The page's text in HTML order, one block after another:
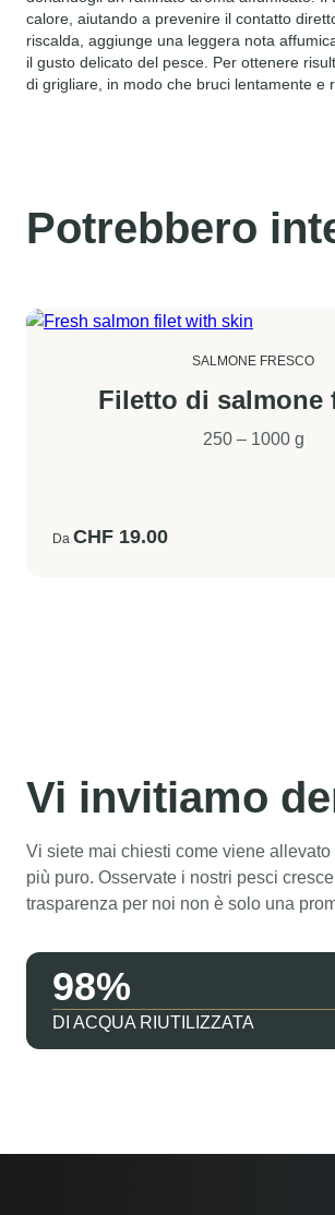
calore, aiutando a prevenire il contatto
riscalda, aggiunge una leggera nota
il gusto delicato del pesce. Per ottenere
di grigliare, in modo che bruci lentamente e
Potrebbero
SALMONE FRESCO
Filetto di salmone
250 – 1000 g
Da CHF 19.00
Vi invitiamo
Vi siete mai chiesti come viene
più puro. Osservate i nostri pesci
trasparenza per noi non è solo una
Swiss Lachs Farm
98
DI ACQUA RIUTILIZZATA